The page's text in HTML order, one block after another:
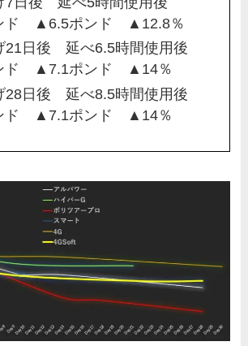
ド ▲6.5ポンド ▲12.8％
21日後 延べ6.5時間使用後
ド ▲7.1ポンド ▲14％
28日後 延べ8.5時間使用後
ド ▲7.1ポンド ▲14％